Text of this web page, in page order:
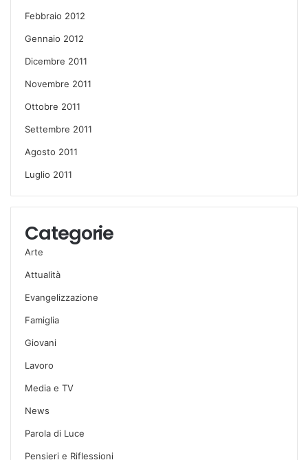
Febbraio 2012
Gennaio 2012
Dicembre 2011
Novembre 2011
Ottobre 2011
Settembre 2011
Agosto 2011
Luglio 2011
Categorie
Arte
Attualità
Evangelizzazione
Famiglia
Giovani
Lavoro
Media e TV
News
Parola di Luce
Pensieri e Riflessioni